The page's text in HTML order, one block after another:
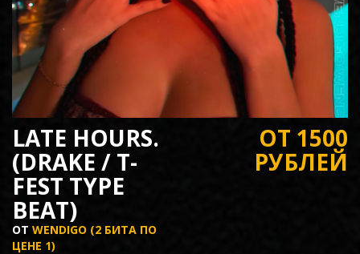
LATE HOURS.
(DRAKE / T-
FEST TYPE
BEAT)
ОТ WENDIGO (2 БИТА ПО
ЦЕНЕ 1)
ОТ 1500
РУБЛЕЙ